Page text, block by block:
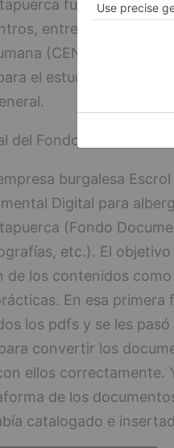
fue recopilar
entre ellos el
(CENIEH), con el
el estudio y consulta
del Fondo Documental
burgalesa
Digital para
(Fondo
etc.). El
de los contenidos
En esa primera
los pdfs y se les
convertir los
ellos correctamente.
de los
catalogado e